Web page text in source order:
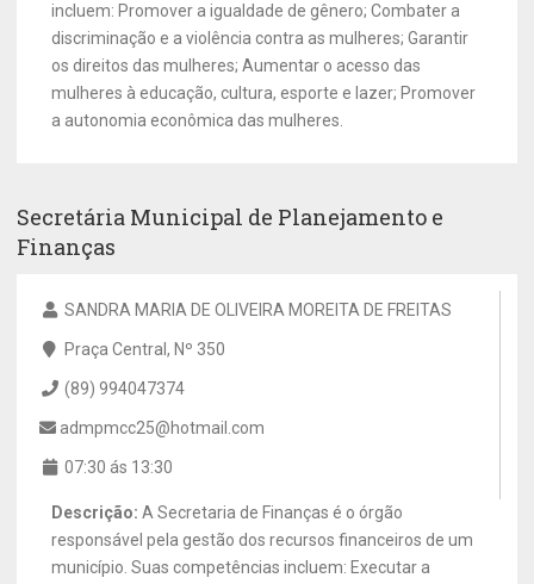
incluem: Promover a igualdade de gênero; Combater a
discriminação e a violência contra as mulheres; Garantir
os direitos das mulheres; Aumentar o acesso das
mulheres à educação, cultura, esporte e lazer; Promover
a autonomia econômica das mulheres.
Secretária Municipal de Planejamento e
Finanças
SANDRA MARIA DE OLIVEIRA MOREITA DE FREITAS
Praça Central, Nº 350
(89) 994047374
admpmcc25@hotmail.com
07:30 ás 13:30
Descrição: A Secretaria de Finanças é o órgão
responsável pela gestão dos recursos financeiros de um
município. Suas competências incluem: Executar a